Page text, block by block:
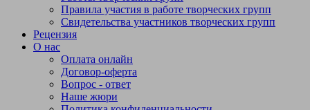
Правила участия в работе творческих групп
Свидетельства участников творческих групп
Рецензия
О нас
Оплата онлайн
Договор-оферта
Вопрос - ответ
Наше жюри